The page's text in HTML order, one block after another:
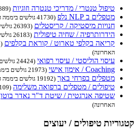
טיפול טנטרי / מדריכי טנטרה וזוגיות (47889 גולשים ביממה האחרונה)
מטפלים ב NLP נלפ (41730 גולשים ביממה האחרונה)
חנויות מיסטיקה / קריסטלים (26393 גולשים ביממה האחרונה)
הידרותרפיה / שחיה טיפולית (26183 גולשים ביממה האחרונה)
קריאה בקלפי טארוט / קוראת בקלפים
האחרונה)
עיסוי הוליסטי / עיסוי רפואי (24424 גולשים ביממה האחרונה)
Coaching / אימון אישי (21973 גולשים ביממה האחרונה)
מטפלים בפרחי באך (19192 גולשים ביממה האחרונה)
טיפולים / מטפלים ברפואה משלימה (19109 גולשים ביממה האחרונה)
שטיפה אנרגטית / שיטת ד"ר נאדר בוטו
האחרונה)
קטגוריות טיפולים / יעוצים